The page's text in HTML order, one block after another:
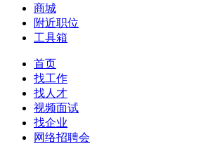
商城
附近职位
工具箱
首页
找工作
找人才
视频面试
找企业
网络招聘会